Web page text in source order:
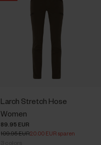
Larch Stretch Hose
Women
89.95 EUR
109.95 EUR20.00 EUR sparen